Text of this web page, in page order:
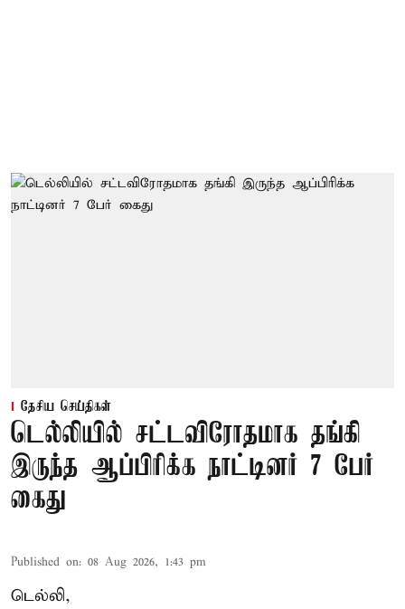
தேசிய செய்திகள்
டெல்லியில் சட்டவிரோதமாக தங்கி
இருந்த ஆப்பிரிக்க நாட்டினர் 7 பேர்
கைது
Published on: 08 Aug 2026, 1:43 pm
டெல்லி,